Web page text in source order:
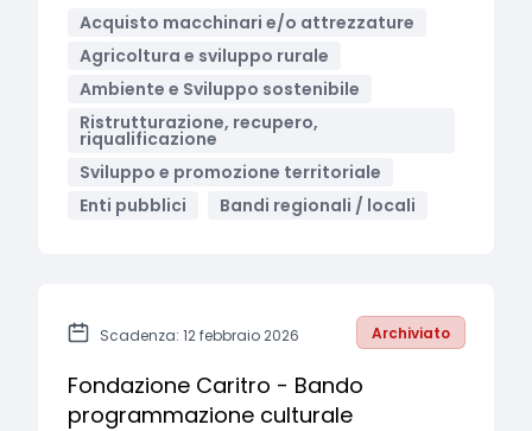
Acquisto macchinari e/o attrezzature
Agricoltura e sviluppo rurale
Ambiente e Sviluppo sostenibile
Ristrutturazione, recupero,
riqualificazione
Sviluppo e promozione territoriale
Enti pubblici
Bandi regionali / locali
Scadenza: 12 febbraio 2026 Archiviato
Fondazione Caritro - Bando
programmazione culturale